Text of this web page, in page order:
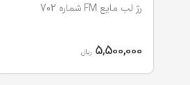
رژ لب مایع FM شماره 702
5,500,000 ریال